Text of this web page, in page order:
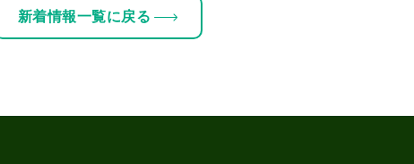
新着情報一覧に戻る